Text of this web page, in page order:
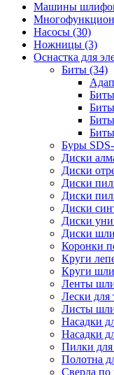
Машины
Насосы (30)
Ножницы (3)
Оснастка для
Биты (34)
Буры
Диски
Диски
Диски
Диски
Диски
Диски
Диски
Коронки
Круги
Круги
Ленты
Лески для
Листы
Насадки
Насадки
Пилки для
Полотна
Сверла по